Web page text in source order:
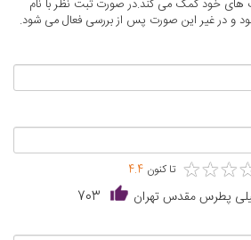
های خود کمک می کند.در صورت ثبت نظر با نام
و در غیر این صورت پس از بررسی فعال می شود.
★★★
★★★ تا کنون 4.4
پطرس مقدس تهران 703